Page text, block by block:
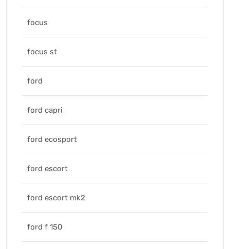
focus
focus st
ford
ford capri
ford ecosport
ford escort
ford escort mk2
ford f 150